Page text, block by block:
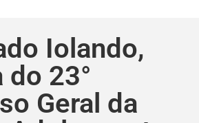
Iolando,
23°
Geral da